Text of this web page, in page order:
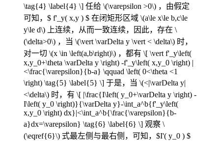
\tag{4} \label{4} \] 任给 \(\varepsilon >0\) ，由假定
可知，$ f'_y( x,y ) $ 在闭矩形区域 \(a\le x\le b,c\le
y\le d\) 上连续，从而一致连续，因此，存在 \
(\delta>0\) ，当 \(\vert \varDelta y \vert < \delta\) 时，
对一切 \(x \in \left(a,b\right)\) ，都有 \[ \vert f'_y\left(
x,y_0+\theta \varDelta y \right) -f'_y\left( x,y_0 \right) |
<\frac{\varepsilon}{b-a} \qquad \left( 0<\theta <1
\right) \tag{5} \label{5} \] 于是，当 \(<|\varDelta y|
<\delta\) 时，有 \[ |\frac{I\left( y_0+\varDelta y \right) -
I\left( y_0 \right)}{\varDelta y}-\int_a^b{f'_y\left(
x,y_0 \right) dx}|<\int_a^b{\frac{\varepsilon}{b-
a}dx=\varepsilon} \tag{6} \label{6} \] 观察 \
(\eqref{6}\) 式最左侧与最右侧，可知，$I'( y_0 ) $